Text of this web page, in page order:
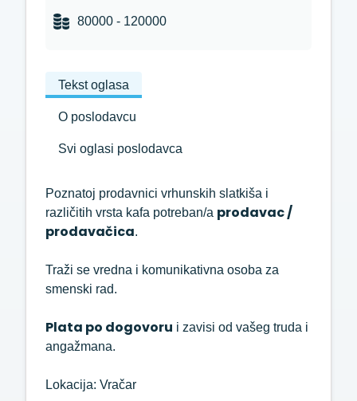
80000 - 120000
Tekst oglasa
O poslodavcu
Svi oglasi poslodavca
Poznatoj prodavnici vrhunskih slatkiša i
različitih vrsta kafa potreban/a prodavac /
prodavačica.
Traži se vredna i komunikativna osoba za
smenski rad.
Plata po dogovoru i zavisi od vašeg truda i
angažmana.
Lokacija: Vračar